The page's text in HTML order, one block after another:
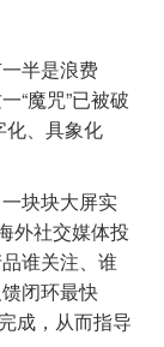
半是浪费
“魔咒”已被破
化、具象化
块块大屏实
外社交媒体投
谁关注、谁
闭环最快
成，从而指导